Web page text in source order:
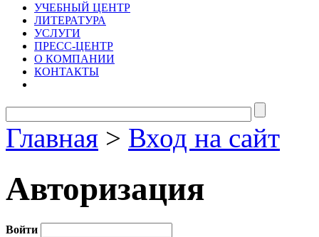
УЧЕБНЫЙ ЦЕНТР
ЛИТЕРАТУРА
УСЛУГИ
ПРЕСС-ЦЕНТР
О КОМПАНИИ
КОНТАКТЫ
Главная > Вход на сайт
Авторизация
Войти